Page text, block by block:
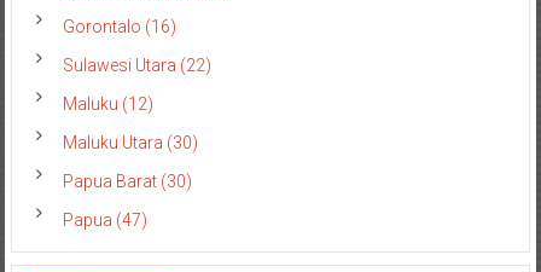
Gorontalo (16)
Sulawesi Utara (22)
Maluku (12)
Maluku Utara (30)
Papua Barat (30)
Papua (47)